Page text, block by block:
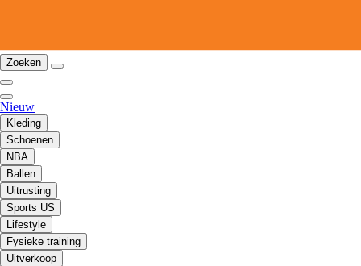
Zoeken
Nieuw
Kleding
Schoenen
NBA
Ballen
Uitrusting
Sports US
Lifestyle
Fysieke training
Uitverkoop